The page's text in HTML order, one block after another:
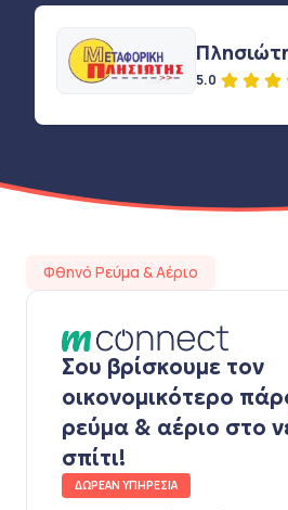
5.0
Φθηνό Ρεύμα & Αέριο
Σου βρίσκουμε τον
οικονομικότερο
ρεύμα & αέριο στο
σπίτι!
ΔΩΡΕΑΝ ΥΠΗΡΕΣΙΑ